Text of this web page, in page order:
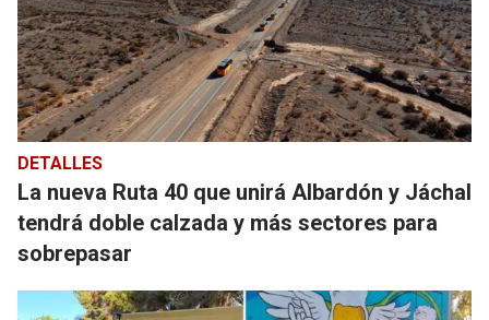
DETALLES
La nueva Ruta 40 que unirá Albardón y Jáchal
tendrá doble calzada y más sectores para
sobrepasar